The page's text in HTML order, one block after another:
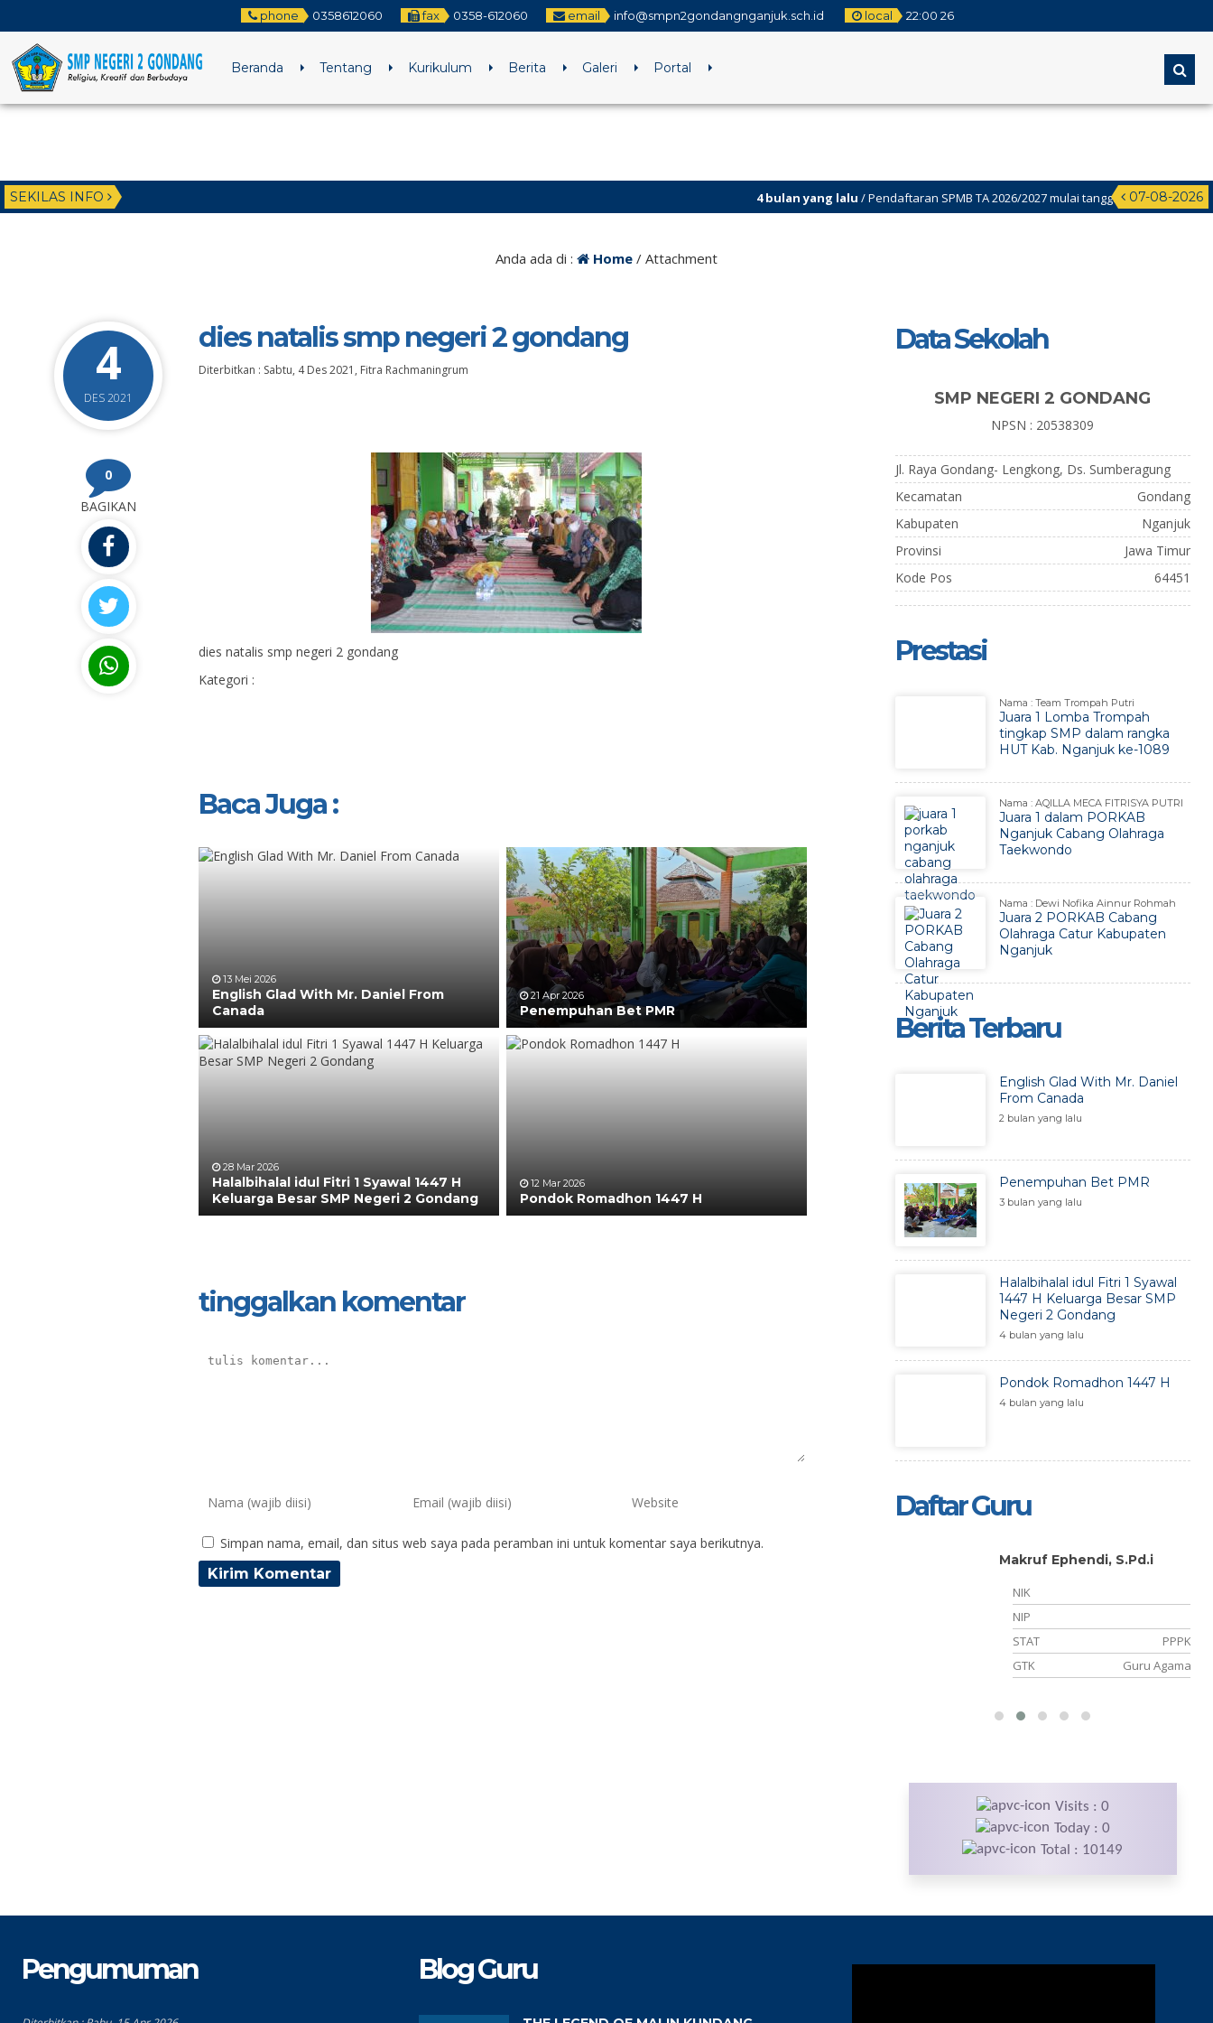
phone 0358612060 fax 0358-612060 email info@smpn2gondangnganjuk.sch.id local 22:00 26
Beranda Tentang Kurikulum Berita Galeri Portal
SEKILAS INFO 07-08-2026
4 bulan yang lalu/ Pendaftaran SPMB TA 2026/2027 mulai tanggal 2 Juni-22juni 2026
Anda ada di : Home / Attachment
4
DES 2021
dies natalis smp negeri 2 gondang
Diterbitkan : Sabtu, 4 Des 2021 , Fitra Rachmaningrum
0
BAGIKAN
dies natalis smp negeri 2 gondang
Kategori :
Baca Juga :
13 Mei 2026
English Glad With Mr. Daniel From
Canada
21 Apr 2026
Penempuhan Bet PMR
28 Mar 2026
Halalbihalal idul Fitri 1 Syawal 1447 H
Keluarga Besar SMP Negeri 2 Gondang
12 Mar 2026
Pondok Romadhon 1447 H
tinggalkan komentar
Simpan nama, email, dan situs web saya pada peramban ini untuk komentar saya berikutnya.
Data Sekolah
SMP NEGERI 2 GONDANG
NPSN : 20538309
Jl. Raya Gondang- Lengkong, Ds. Sumberagung
Kecamatan
Gondang
Kabupaten
Nganjuk
Provinsi
Jawa Timur
Kode Pos
64451
Prestasi
Nama : Team Trompah Putri
Juara 1 Lomba Trompah
tingkap SMP dalam rangka
HUT Kab. Nganjuk ke-1089
Nama : AQILLA MECA FITRISYA PUTRI
Juara 1 dalam PORKAB
Nganjuk Cabang Olahraga
Taekwondo
Nama : Dewi Nofika Ainnur Rohmah
Juara 2 PORKAB Cabang
Olahraga Catur Kabupaten
Nganjuk
Berita Terbaru
English Glad With Mr. Daniel
From Canada
2 bulan yang lalu
Penempuhan Bet PMR
3 bulan yang lalu
Halalbihalal idul Fitri 1 Syawal
1447 H Keluarga Besar SMP
Negeri 2 Gondang
4 bulan yang lalu
Pondok Romadhon 1447 H
4 bulan yang lalu
Daftar Guru
Siti Alfiatu Rochmatin,
Makruf Ephendi, S.Pd.i
NIK
NIP
STAT
PPPK
GTK
Guru Agama
Visits : 0
Today : 0
Total : 10149
Pengumuman Blog Guru